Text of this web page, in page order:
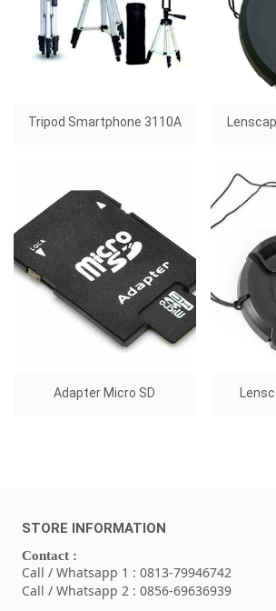
Tripod Smartphone 3110A
Adapter Micro SD
STORE INFORMATION
Contact :
Call / Whatsapp 1 : 0813-79946742
Call / Whatsapp 2 : 0856-69636939